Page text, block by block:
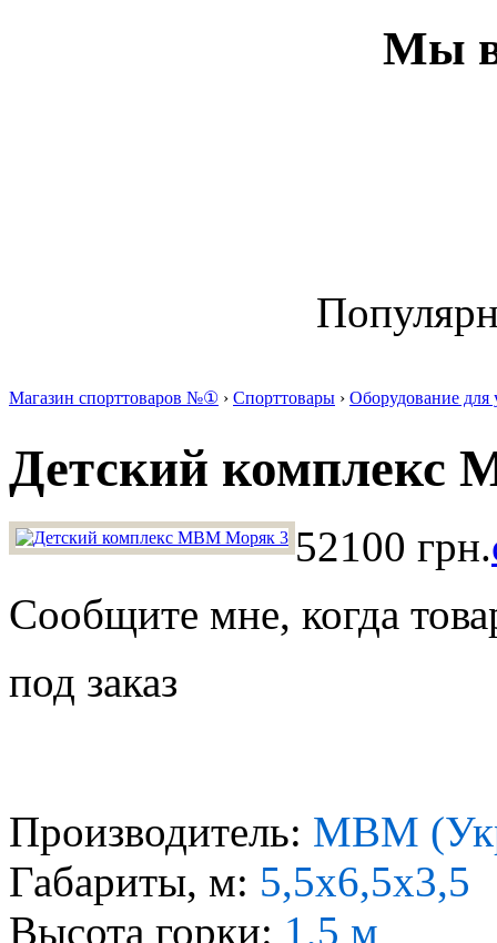
Мы в
Магазин спорттоваров №① › Спорттовары › Оборудование для
Детский
52100 грн.
Сообщите мне, когда
под заказ
Производитель: МВМ
Габариты, м: 5,5х6,5х3,5
Высота горки: 1,5 м